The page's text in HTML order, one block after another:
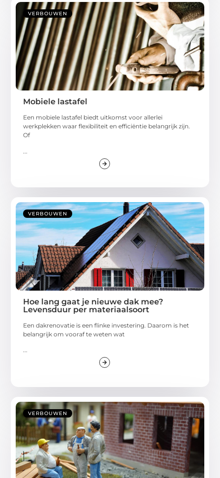
VERBOUWEN
Mobiele lastafel
Een mobiele lastafel biedt uitkomst voor allerlei
werkplekken waar flexibiliteit en efficiëntie belangrijk zijn.
Of
VERBOUWEN
Hoe lang gaat je nieuwe dak mee?
Levensduur per materiaalsoort
Een dakrenovatie is een flinke investering. Daarom is het
belangrijk om vooraf te weten wat
...
VERBOUWEN